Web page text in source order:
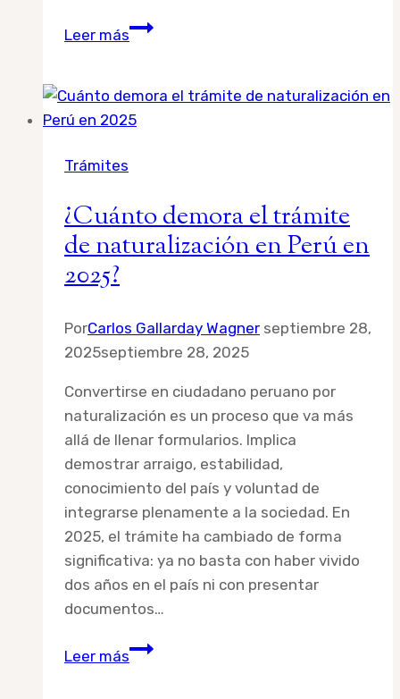
Leer más¿Cómo
situación
socioeconómica
Trámites
¿Cuánto demora el trámite
de naturalización en Perú en
2025?
PorCarlos Gallarday Wagner septiembre 28,
2025septiembre 28, 2025
Convertirse en ciudadano peruano por
naturalización es un proceso que va más
allá de llenar formularios. Implica
demostrar arraigo, estabilidad,
conocimiento del país y voluntad de
integrarse plenamente a la sociedad. En
2025, el trámite ha cambiado de forma
significativa: ya no basta con haber vivido
dos años en el país ni con presentar
documentos…
Leer más¿Cuánto